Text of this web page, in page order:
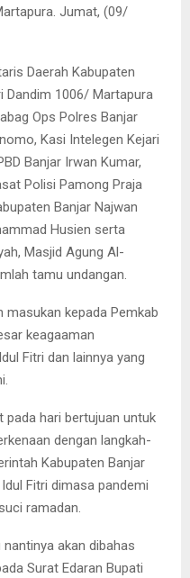
Jumat, (09/
Daerah Kabupaten
Dandim 1006/ Martapura
Ops Polres Banjar
Kasi Intelegen Kejari
Banjar Irwan Kumar,
Polisi Pamong Praja
Banjar Najwan
Husien serta
Masjid Agung Al-
tamu undangan.
kepada Pemkab
keagaaman
Fitri dan lainnya yang
pada hari bertujuan untuk
dengan langkah-
Kabupaten Banjar
Fitri dimasa pandemi
ramadan.
akan dibahas
Surat Edaran Bupati